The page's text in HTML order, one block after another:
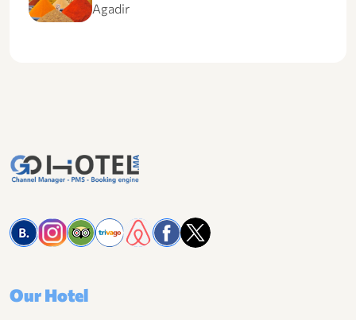
Agadir
Our Hotel